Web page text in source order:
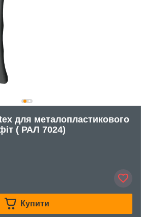
для металопластикового
( РАЛ 7024)
Купити